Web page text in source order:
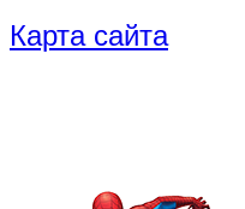
Карта сайта